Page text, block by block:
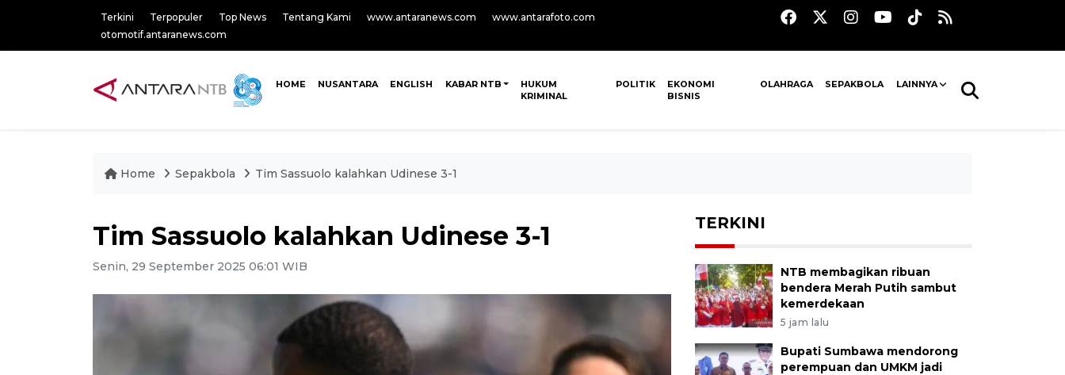
Terkini Terpopuler Top News Tentang Kami www.antaranews.com
www.antarafoto.com
otomotif.antaranews.com
HOME NUSANTARA ENGLISH KABAR NTB
HUKUM
KRIMINAL
POLITIK
EKONOMI
BISNIS
OLAHRAGA SEPAKBOLA LAINNYA
Home Sepakbola Tim Sassuolo kalahkan Udinese 3-1
Tim Sassuolo kalahkan Udinese 3-1
Senin, 29 September 2025 06:01 WIB
TERKINI
NTB membagikan ribuan
bendera Merah Putih sambut
kemerdekaan
5 jam lalu
Bupati Sumbawa mendorong
perempuan dan UMKM jadi